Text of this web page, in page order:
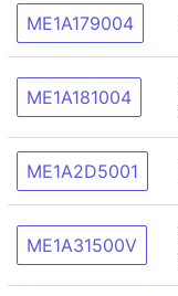
ME1A179004
ME1A181004
ME1A2D5001
ME1A31500V